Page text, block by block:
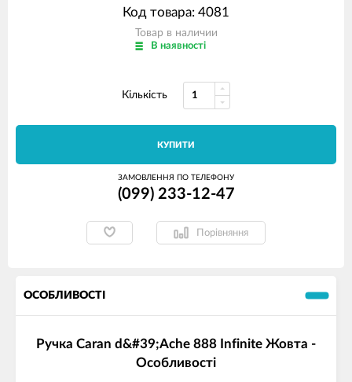
Код товара: 4081
Товар в наличии
В наявності
Кількість
КУПИТИ
ЗАМОВЛЕННЯ ПО ТЕЛЕФОНУ
(099) 233-12-47
Порівняння
ОСОБЛИВОСТІ
Ручка Caran d&#39;Ache 888 Infinite Жовта -
Особливості